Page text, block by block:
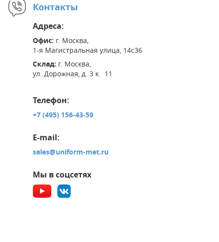
Контакты
Адреса:
Офис: г. Москва,
1-я Магистральная улица, 14с36
Склад: г. Москва,
ул. Дорожная, д. 3 к. 11
Телефон:
+7 (495) 156-43-59
E-mail:
sales@uniform-met.ru
Мы в соцсетях